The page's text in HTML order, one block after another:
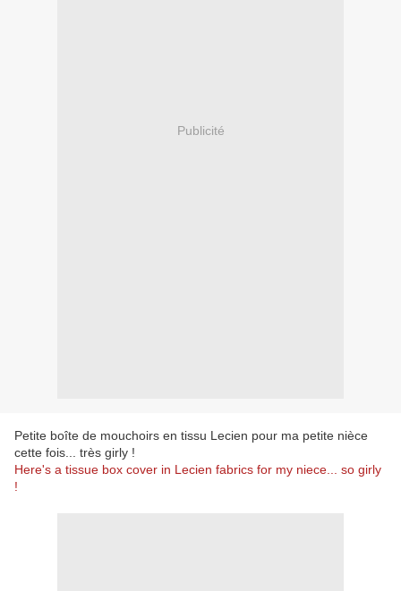
Publicité
Petite boîte de mouchoirs en tissu Lecien pour ma petite nièce
cette fois... très girly !
Here's a tissue box cover in Lecien fabrics for my niece... so girly
!